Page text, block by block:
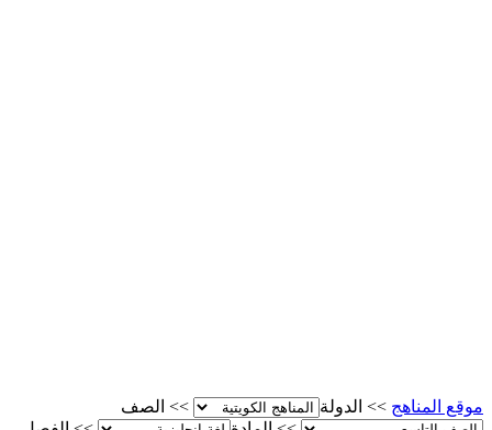
موقع المناهج >> الدولة >>
الصف